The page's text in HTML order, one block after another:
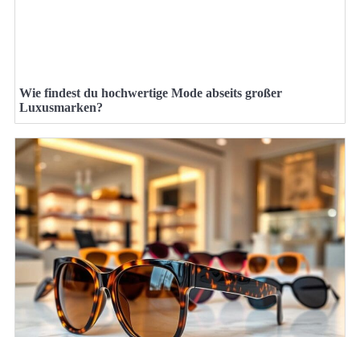
Wie findest du hochwertige Mode abseits großer
Luxusmarken?